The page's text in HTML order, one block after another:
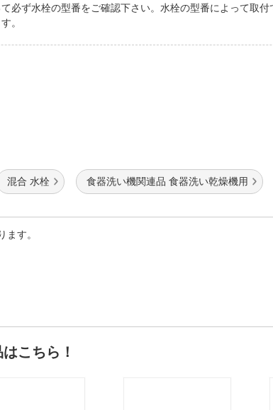
必ず水栓の型番をご確認下さい。水栓の型番によって取付
。
混合 水栓 食器洗い機関連品 食器洗い乾燥機用
す。
こちら！